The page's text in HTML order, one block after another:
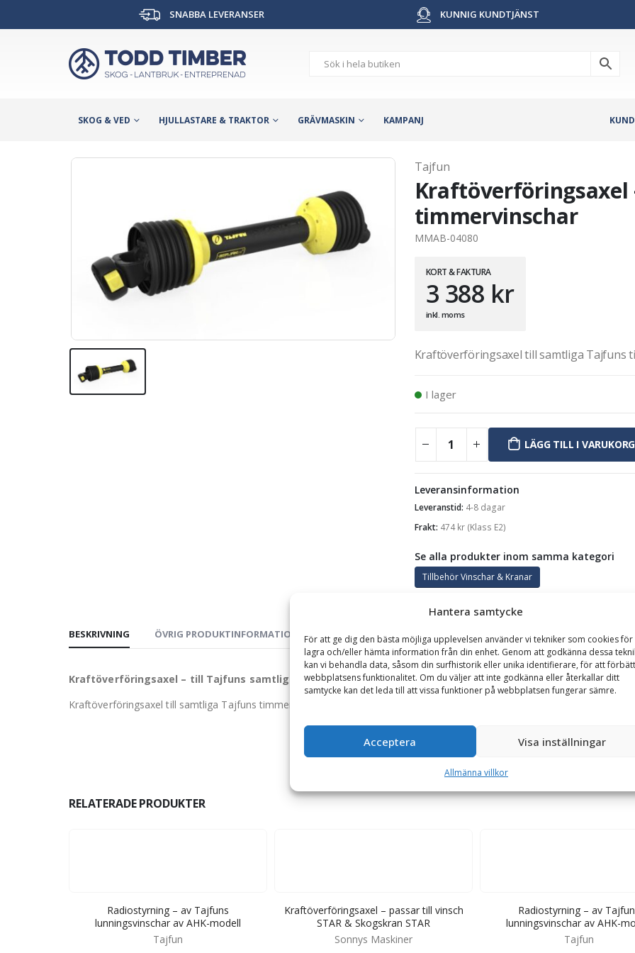
Hantera samtycke
För att ge dig den bästa möjliga upplevelsen använder vi tekniker som cookies
lagra och/eller hämta information från din enhet. Genom att godkänna dessa
kan vi behandla data, såsom din surfhistorik eller unika identifierare, för att
webbplatsens funktionalitet. Om du väljer att inte godkänna eller återkallar ditt
samtycke kan det leda till att vissa funktioner på webbplatsen fungerar sämre.
Acceptera Visa inställningar
Allmänna villkor
SNABBA LEVERANSER KUNNIG KUNDTJÄNST
SKOG & VED HJULLASTARE & TRAKTOR GRÄVMASKIN KAMPANJ
Tajfun
timmervinschar
MMAB-04080
KORT & FAKTURA
3 388 kr
inkl. moms
Kraftöverföringsaxel till samtliga Tajfuns
I lager
LÄGG TILL I VARUKORG
Leveransinformation
Leveranstid: 4-8 dagar
Frakt: 474kr(Klass E2)
Se alla produkter inom samma kategori
Tillbehör Vinschar & Kranar
BESKRIVNING ÖVRIG PRODUKTINFORMATION GARANTI
Kraftöverföringsaxel – till Tajfuns samtliga timmervinschar
Kraftöverföringsaxel till samtliga Tajfuns timmervinschar.
RELATERADE PRODUKTER
Radiostyrning – av Tajfuns
lunningsvinschar av AHK-modell
Tajfun
Kraftöverföringsaxel – passar till vinsch
STAR & Skogskran STAR
Sonnys Maskiner
Radiostyrning – av
lunningsvinschar av AHK-
Tajfun